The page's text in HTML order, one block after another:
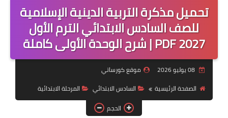
المرحلة الثانوية
تأسيس حضانة
موضوعات
تكنولوجيا
تحميل مذكرة التربية الدينية الإسلامية
للصف السادس الابتدائي الترم الأول
2027 PDF | شرح الوحدة الأولى كاملة
08 يوليو 2026
موقع كورساتي
الصفحة الرئيسية
السادس الابتدائي
المرحلة الابتدائية
الحجم